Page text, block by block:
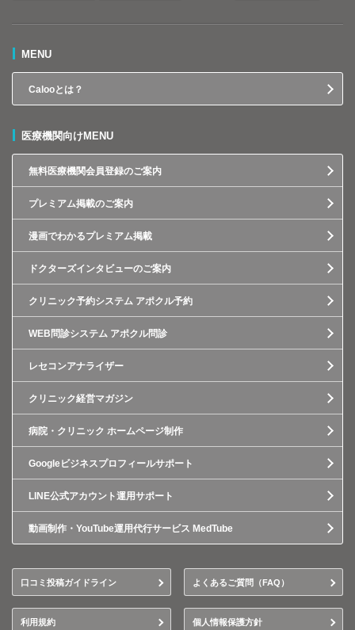
MENU
Calooとは？
医療機関向けMENU
無料医療機関会員登録のご案内
プレミアム掲載のご案内
漫画でわかるプレミアム掲載
ドクターズインタビューのご案内
クリニック予約システム アポクル予約
WEB問診システム アポクル問診
レセコンアナライザー
クリニック経営マガジン
病院・クリニック ホームページ制作
Googleビジネスプロフィールサポート
LINE公式アカウント運用サポート
動画制作・YouTube運用代行サービス MedTube
口コミ投稿ガイドライン よくあるご質問（FAQ）
利用規約 個人情報保護方針